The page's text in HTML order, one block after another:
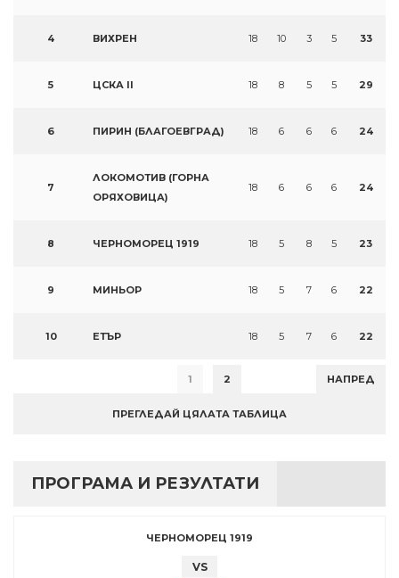
4 ВИХРЕН 18 10 3 5 33
5 ЦСКА II 18 8 5 5 29
6 ПИРИН (БЛАГОЕВГРАД) 18 6 6 6 24
7
ЛОКОМОТИВ (ГОРНА
ОРЯХОВИЦА)
18 6 6 6 24
8 ЧЕРНОМОРЕЦ 1919 18 5 8 5 23
9 МИНЬОР 18 5 7 6 22
10 ЕТЪР 18 5 7 6 22
1 2 НАПРЕД
ПРЕГЛЕДАЙ ЦЯЛАТА ТАБЛИЦА
ПРОГРАМА И РЕЗУЛТАТИ
ЧЕРНОМОРЕЦ 1919
VS